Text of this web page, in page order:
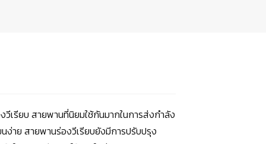
วีเรียบ สายพานที่นิยมใช้กันมากในการส่งกำลัง
ง่าย สายพานร่องวีเรียบยังมีการปรับปรุง